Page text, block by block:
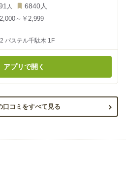
人 6840人
～￥2,999
パステル千駄木 1F
アプリで開く
口コミをすべて見る